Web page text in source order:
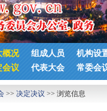
概况 组成人员
机构设
会议
代表大会 常委会
>> 决定决议 >> 浏览信息